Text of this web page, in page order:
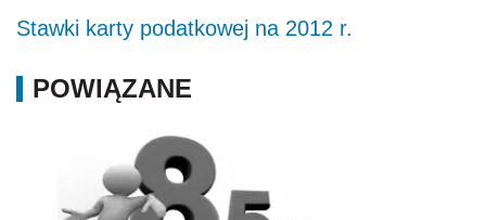
Stawki karty podatkowej na 2012 r.
POWIĄZANE